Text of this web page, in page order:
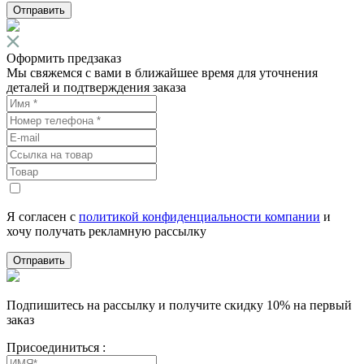
Отправить
Оформить предзаказ
Мы свяжемся с вами в ближайшее время для уточнения
деталей и подтверждения заказа
Я согласен с политикой конфиденциальности компании и
хочу получать рекламную рассылку
Отправить
Подпишитесь на рассылку и получите скидку 10% на первый
заказ
Присоединиться :